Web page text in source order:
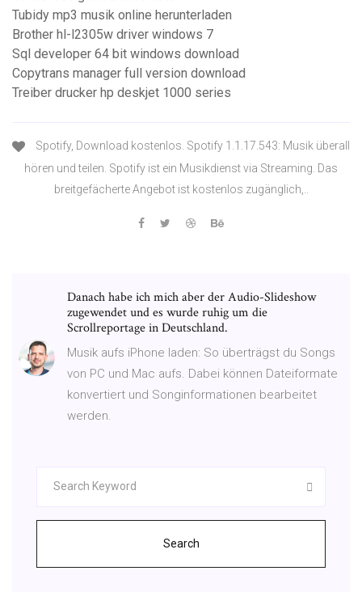
Tubidy mp3 musik online herunterladen
Brother hl-l2305w driver windows 7
Sql developer 64 bit windows download
Copytrans manager full version download
Treiber drucker hp deskjet 1000 series
Spotify, Download kostenlos. Spotify 1.1.17.543: Musik überall
hören und teilen. Spotify ist ein Musikdienst via Streaming. Das
breitgefächerte Angebot ist kostenlos zugänglich,..
Danach habe ich mich aber der Audio-Slideshow
zugewendet und es wurde ruhig um die
Scrollreportage in Deutschland.
Musik aufs iPhone laden: So überträgst du Songs
von PC und Mac aufs. Dabei können Dateiformate
konvertiert und Songinformationen bearbeitet
werden.
Search